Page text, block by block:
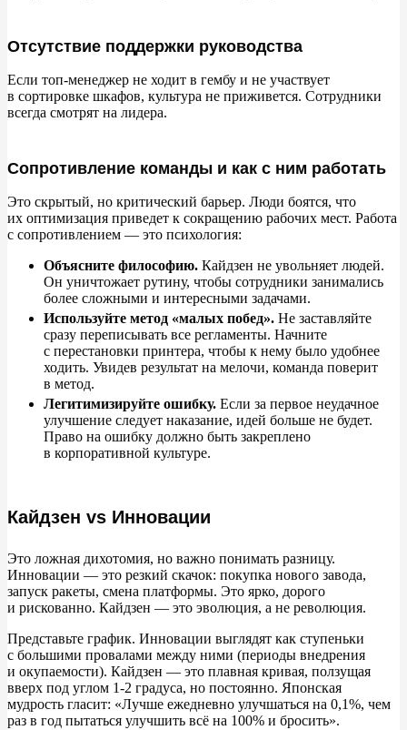
Отсутствие поддержки руководства
Если топ-менеджер не ходит в гембу и не участвует
в сортировке шкафов, культура не приживется. Сотрудники
всегда смотрят на лидера.
Сопротивление команды и как с ним работать
Это скрытый, но критический барьер. Люди боятся, что
их оптимизация приведет к сокращению рабочих мест. Работа
с сопротивлением — это психология:
Объясните философию. Кайдзен не увольняет людей.
Он уничтожает рутину, чтобы сотрудники занимались
более сложными и интересными задачами.
Используйте метод «малых побед». Не заставляйте
сразу переписывать все регламенты. Начните
с перестановки принтера, чтобы к нему было удобнее
ходить. Увидев результат на мелочи, команда поверит
в метод.
Легитимизируйте ошибку. Если за первое неудачное
улучшение следует наказание, идей больше не будет.
Право на ошибку должно быть закреплено
в корпоративной культуре.
Кайдзен vs Инновации
Это ложная дихотомия, но важно понимать разницу.
Инновации — это резкий скачок: покупка нового завода,
запуск ракеты, смена платформы. Это ярко, дорого
и рискованно. Кайдзен — это эволюция, а не революция.
Представьте график. Инновации выглядят как ступеньки
с большими провалами между ними (периоды внедрения
и окупаемости). Кайдзен — это плавная кривая, ползущая
вверх под углом 1-2 градуса, но постоянно. Японская
мудрость гласит: «Лучше ежедневно улучшаться на 0,1%, чем
раз в год пытаться улучшить всё на 100% и бросить».